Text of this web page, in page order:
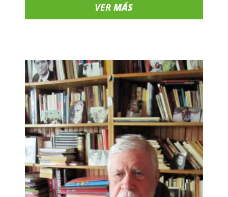
VERMÁS